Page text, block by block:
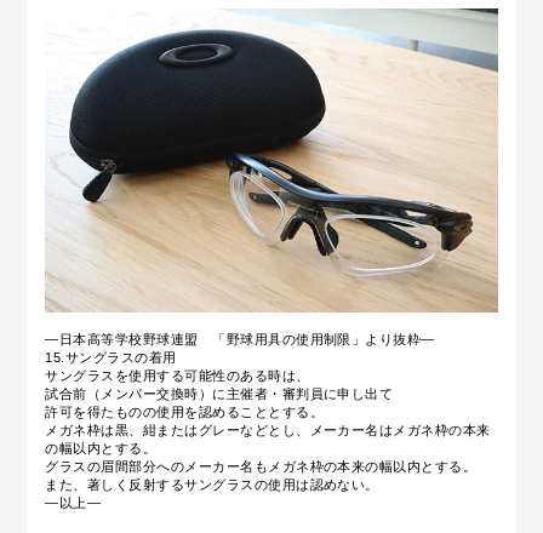
—日本高等学校野球連盟 「野球用具の使用制限」より抜粋—
15.サングラスの着用
サングラスを使用する可能性のある時は、
試合前（メンバー交換時）に主催者・審判員に申し出て
許可を得たものの使用を認めることとする。
メガネ枠は黒、紺またはグレーなどとし、メーカー名はメガネ枠の本来
の幅以内とする。
グラスの眉間部分へのメーカー名もメガネ枠の本来の幅以内とする。
また、著しく反射するサングラスの使用は認めない。
—以上—